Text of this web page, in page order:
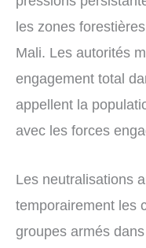
les zones
Mali. Les autorités
engagement total
appellent la
avec les forces
Les neutralisations
temporairement les
groupes armés